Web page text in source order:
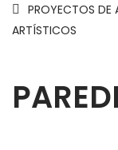
PROYECTOS DE
ARTÍSTICOS